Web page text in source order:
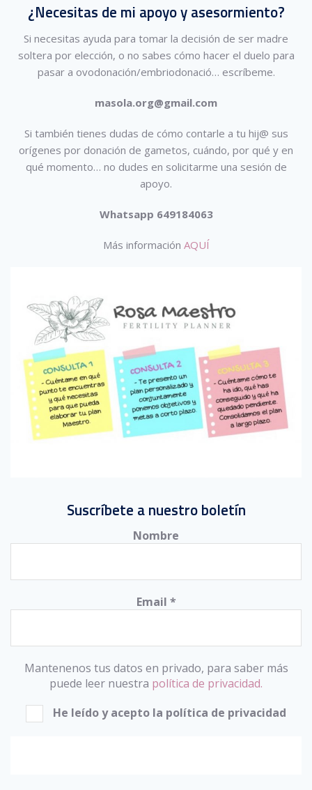
¿Necesitas de mi apoyo y asesormiento?
Si necesitas ayuda para tomar la decisión de ser madre
soltera por elección, o no sabes cómo hacer el duelo para
pasar a ovodonación/embriodonació… escríbeme.
masola.org@gmail.com
Si también tienes dudas de cómo contarle a tu hij@ sus
orígenes por donación de gametos, cuándo, por qué y en
qué momento… no dudes en solicitarme una sesión de
apoyo.
Whatsapp 649184063
Más información AQUÍ
Suscríbete a nuestro boletín
Nombre
Email *
Mantenenos tus datos en privado, para saber más
puede leer nuestra política de privacidad.
He leído y acepto la política de privacidad